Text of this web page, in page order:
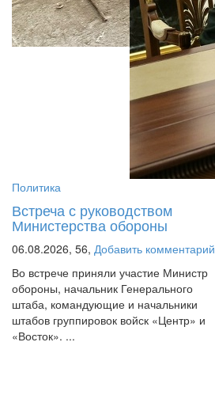
Политика
Встреча с руководством
Министерства обороны
06.08.2026, 56, Добавить комментарий
Во встрече приняли участие Министр
обороны, начальник Генерального
штаба, командующие и начальники
штабов группировок войск «Центр» и
«Восток». ...